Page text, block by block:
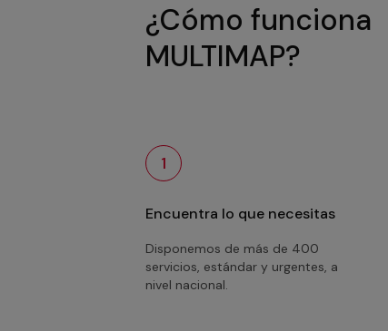
¿Cómo funciona
MULTIMAP?
1
Encuentra lo que necesitas
Disponemos de más de 400
servicios, estándar y urgentes, a
nivel nacional.